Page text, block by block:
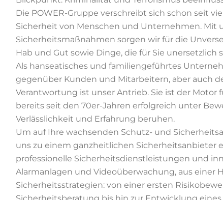
Die POWER-Gruppe verschreibt sich schon seit
Sicherheit von Menschen und Unternehmen. Mit
Sicherheitsmaßnahmen sorgen wir für die
Hab und Gut sowie Dinge, die für Sie unersetzlich
Als hanseatisches und familiengeführtes
gegenüber Kunden und Mitarbeitern, aber auch
Verantwortung ist unser Antrieb. Sie ist der Motor
bereits seit den 70er-Jahren erfolgreich unter
Verlässlichkeit und Erfahrung beruhen.
Um auf Ihre wachsenden Schutz- und
uns zu einem ganzheitlichen Sicherheitsanbieter
professionelle Sicherheitsdienstleistungen und
Alarmanlagen und Videoüberwachung, aus einer
Sicherheitsstrategien: von einer ersten
Sicherheitsberatung bis hin zur Entwicklung